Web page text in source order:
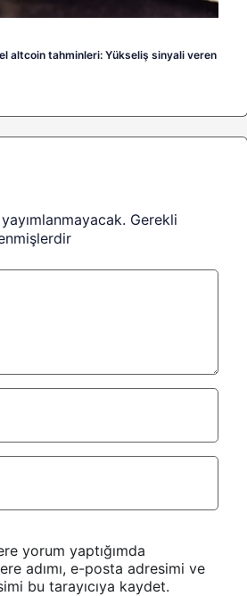
altcoin tahminleri: Yükseliş sinyali veren
Gerekli
yorum yaptığımda
adımı, e-posta adresimi ve
bu tarayıcıya kaydet.